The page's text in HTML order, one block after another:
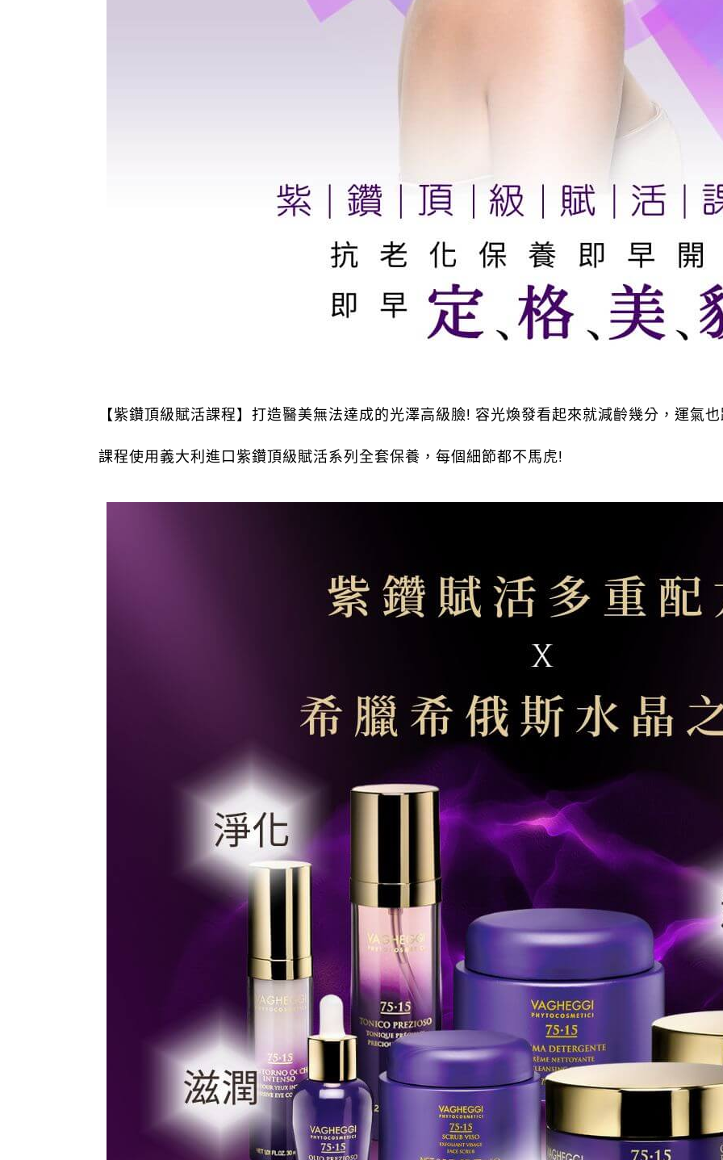
【紫鑽頂級賦活課程】打造醫美無法達成的光澤高級臉! 容光煥發看起來就減齡幾分，運氣
課程使用義大利進口紫鑽頂級賦活系列全套保養，每個細節都不馬虎!